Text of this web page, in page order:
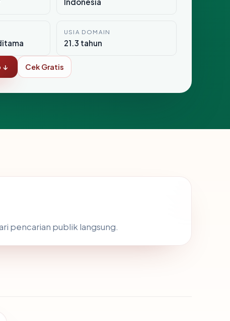
USIA DOMAIN
21.3 tahun
↓ Cek Gratis
pencarian publik langsung.